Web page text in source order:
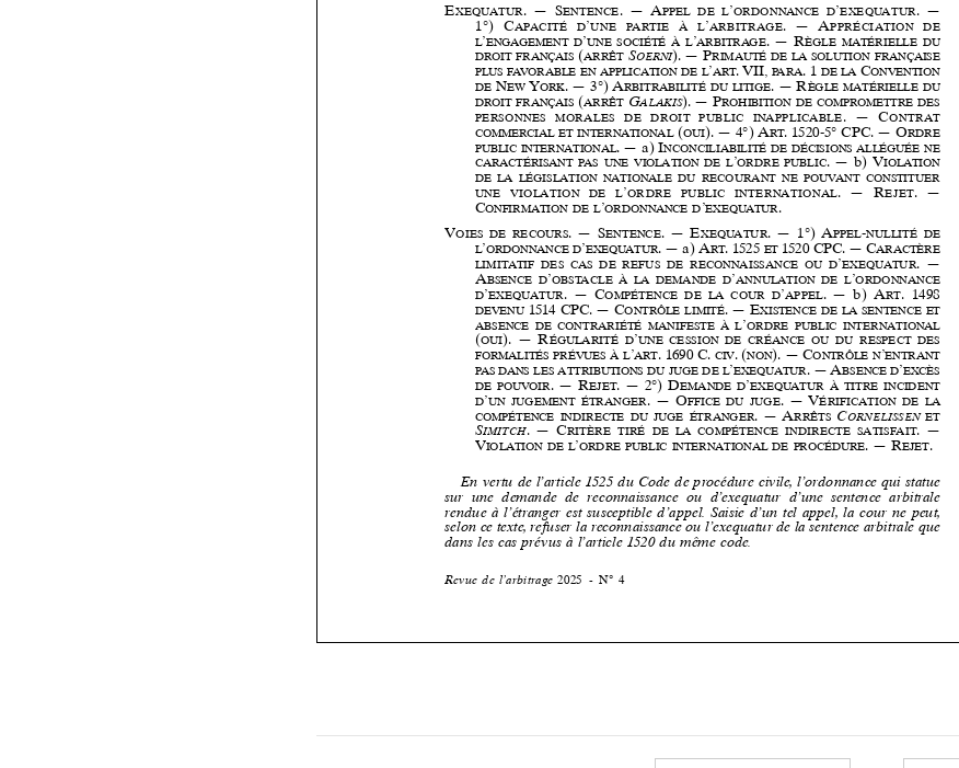
 

             
            

                
              
              
             


          

            
           
          

                  
               
             
        

              
             
               
              

               
          
             
                  
            
               
             
              
            
             
              





Revue  de  l’arbitrage 2025  -  N° 4
rbitrAge internAtion . — Sentence . — e xequAtur . — VoieS de recourS.
—  A ppel-nullité de l’ordonnAnce d exequAtur.   — dem
Ande
d’exequAtur à titre incident d un jugement étrAnger .  — A ppel de
ordonn exequ Atur .  — ordre AtionAl .
Atur .  —  Sentence .  —  Appel de l Ance
1°)  Capa  Citéd ’une partie arbitrage.  —    appré   Ciation
de
l’eng Agement d’ une Société à l’ArbitrAge .  — règle mAtérielle du
frAnç ( S ). — p Solution
plus favorable en appliCation de l’art. vii, para. 1 de la Convention
de n ew York. — 3°) arbitrabilité du litige. —  règle matérielle du
droit frAnçAiS ( Arrêt GalakiS). — rohibition de compromettre deS
perSonneS morAleS de droit public inApplicAble.  — contrAt
international ( ). — 4°) rt. 1520-5° CpC. —
rdre
public internAtionAl. — a) i nconciliAbilité de déciSionS Alléguée
ne
cArActériSA nt une ViolAtion de l’ordre public.  — b) ViolAtion
de lA légiSlAtion nAtionAle du recourAnt ne pouVAnt conStituer
une
ViolAtion de l’ ordre public internAtionAl .   — rejet.   —
confirmAtion de l’ordonnAnce d exequ Atur.
voies de re Cours. —   s
entenCe . —   exequatur. — 1°) appel-nullité
l’ordonnAnce d exequAtur . — a) art. 1525 et 1520 CpC. — CaraCtère
limitAtif deS cAS de refuS de reconnAiSSAnce ou d
Atur de b) art . 1498
devenu 1514 CpC. — Contrôle limité. —  existenCe de la sentenCe et
AbSence de contr Ariété mAnifeSte à l’ordre public intern AtionAl
(oui).  — régulArité d’une ceSS ion de créAnce ou du reSpect de S
formalités
prévues à l’art . 1690 C. Civ. (non). — Contrôle n’entrant
AttributionS exequ
de pouvoir. —   r
ejet. — 2°) demande d’exequatur à titre in Cident
d
jugement étrAnger.  — office du juge.  —  V érificAtion
.  —  A C
SimitCh.  — c ritère tiré de lA compétence indirecte SAtiSfAit.  —
ViolAtion de l’ordre public internAtion Al de procédure.  — r ejet
En vertu de l’article 1525 du Code de procédure civile, l’ordonnance qui statue
sur  une  demande  de  reconnaissance  ou  d’exequatur  d’une  sentence  arbitrale
rendue à l’étranger est susceptible d’appel. Saisie d’un tel appel, la cour ne peut,
selon ce texte, refuser la reconnaissance ou l’exequatur de la sentence arbitrale que
dans les cas prévus à l’article 1520 du même code.